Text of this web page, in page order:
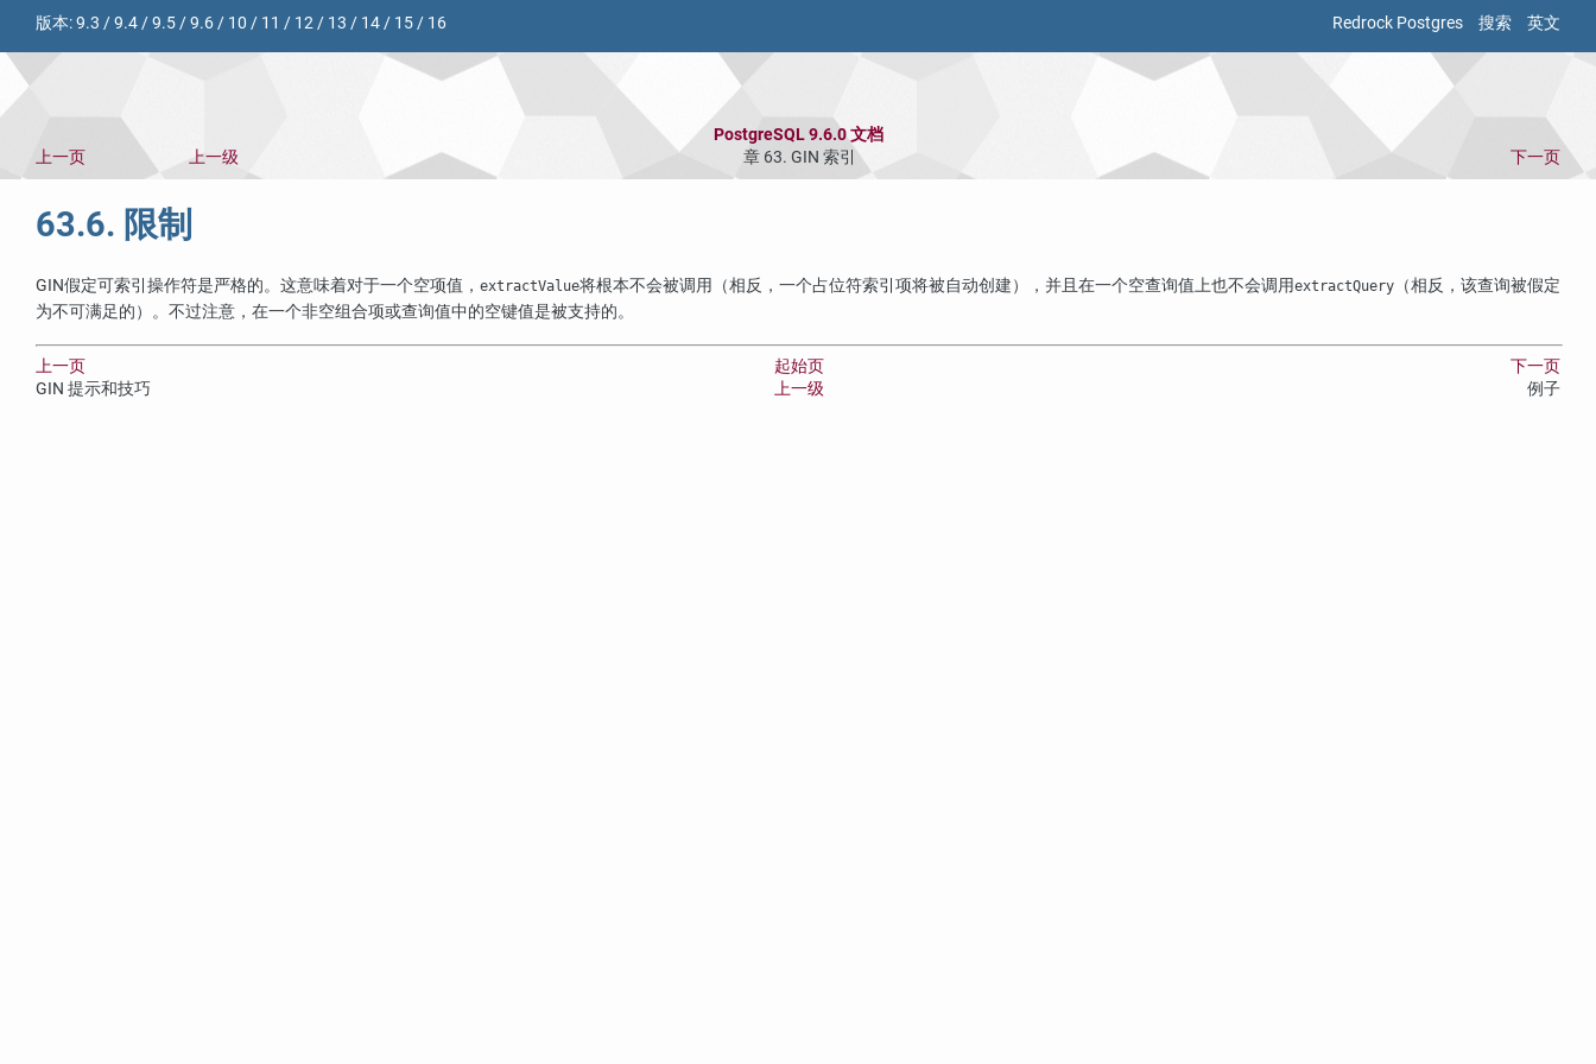
Redrock Postgres 搜索 英文
版本:9.3 /9.4/9.5/9.6/ 10 / 11 / 12/ 13 / 14/ 15/ 16
PostgreSQL 9.6.0 文档
上一页
上一级 章 63. GIN 索引 下一页
63.6. 限制
GIN假定可索引操作符是严格的。这意味着对于一个空项值， extractValue将根本不会被调用（相反，一个占位符索引项将被自动创建），并且在一个空查询值上也不会调用extractQuery
（相反，该查询被假定
为不可满足的）。不过注意，在一个非空组合项或查询值中的空键值是被支持的。
上一页 起始页
下一页
GIN 提示和技巧
上一级 例子